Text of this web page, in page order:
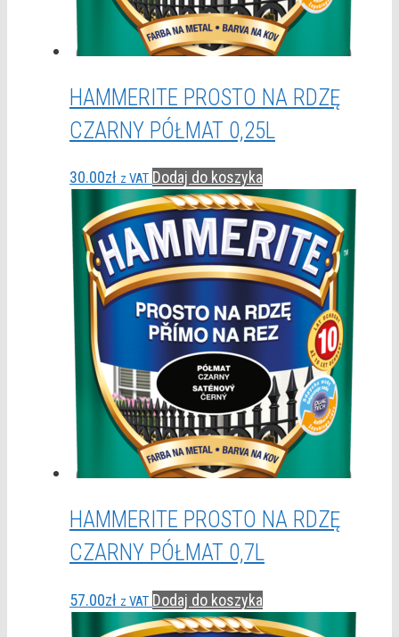
HAMMERITE PROSTO NA RDZĘ
CZARNY PÓŁMAT 0,25L
30.00zł z VAT Dodaj do koszyka
HAMMERITE PROSTO NA RDZĘ
CZARNY PÓŁMAT 0,7L
57.00zł z VAT Dodaj do koszyka